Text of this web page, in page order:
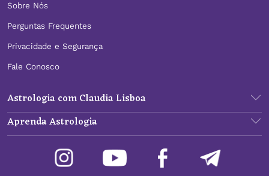
Sobre Nós
Perguntas Frequentes
Privacidade e Segurança
Fale Conosco
Astrologia com Claudia Lisboa
Aprenda Astrologia